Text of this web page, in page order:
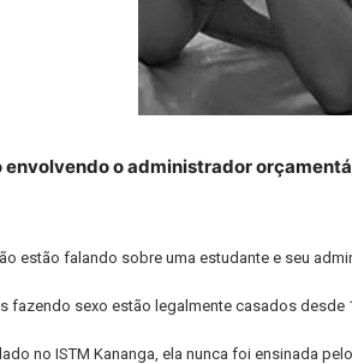
envolvendo o administrador
estão falando sobre uma estudante e seu
fazendo sexo estão legalmente casados ​​desde
no ISTM Kananga, ela nunca foi ensinada